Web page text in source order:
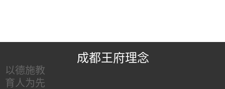
成都王府理念
以德施教
育人为先